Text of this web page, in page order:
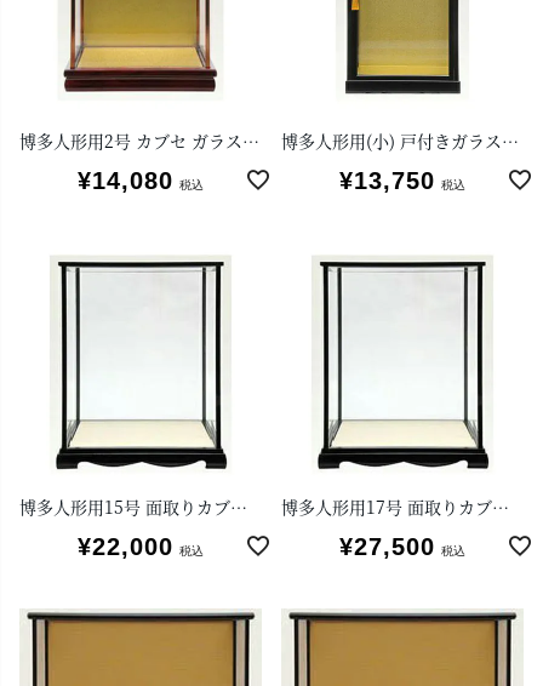
博多人形用2号 カブセ ガラスケース
¥14,080 税込
博多人形用(小) 戸付きガラスケース
¥13,750 税込
博多人形用15号 面取りカブセ ガラスケース
¥22,000 税込
博多人形用17号 面取りカブセ ガラスケース
¥27,500 税込